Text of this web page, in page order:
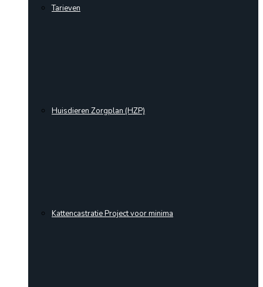
Tarieven
Huisdieren Zorgplan (HZP)
Kattencastratie Project voor minima